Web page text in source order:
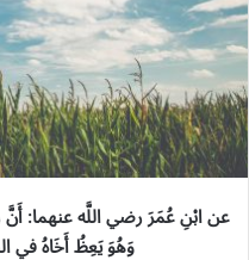
عن ابْنِ عُمَرَ رضي اللَّه عنهما:
وَهُوَ يَعِظُ أَخَاهُ في